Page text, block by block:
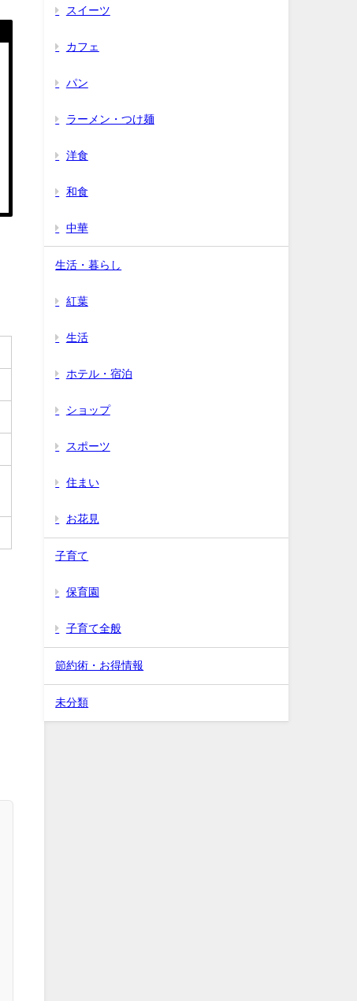
スイーツ
カフェ
パン
ラーメン・つけ麺
洋食
和食
中華
生活・暮らし
紅葉
生活
ホテル・宿泊
ショップ
スポーツ
住まい
お花見
子育て
保育園
子育て全般
節約術・お得情報
未分類